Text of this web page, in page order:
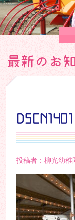
最新のお
DSCN1401
投稿者：柳光幼